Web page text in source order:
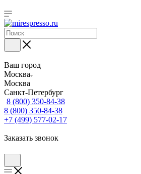
Ваш город
Москва
Москва
Санкт-Петербург
8 (800) 350-84-38
8 (800) 350-84-38
+7 (499) 577-02-17
Заказать звонок